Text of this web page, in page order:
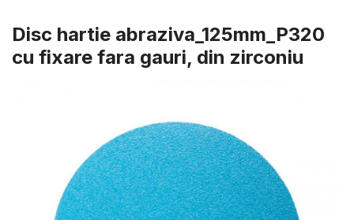
Disc hartie abraziva_125mm_P320
cu fixare fara gauri, din zirconiu